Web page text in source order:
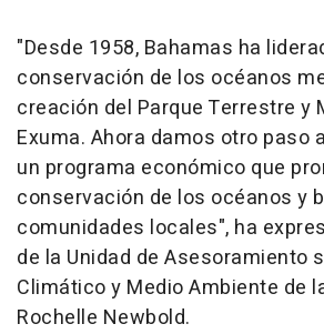
"Desde 1958, Bahamas ha
conservación de los océanos
creación del Parque Terrestre y
Exuma. Ahora damos otro paso
un programa económico que
conservación de los océanos y
comunidades locales", ha
de la Unidad de Asesoramiento
Climático y Medio Ambiente de
Rochelle Newbold.